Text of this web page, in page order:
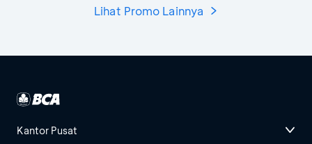
Lihat Promo Lainnya
Kantor Pusat